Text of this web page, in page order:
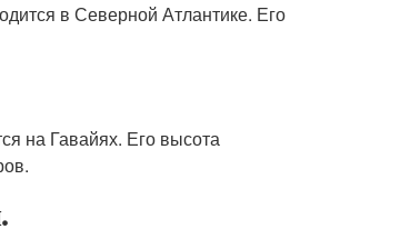
в Северной Атлантике. Его
на Гавайях. Его высота